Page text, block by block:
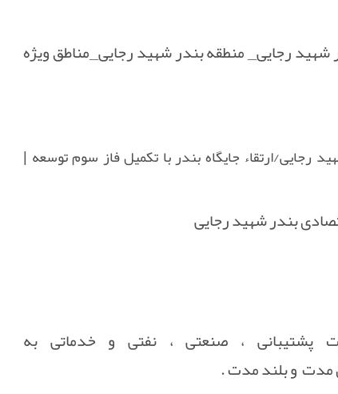
رجایی_ منطقه بندر شهید رجایی_مناطق ویژه
بندر شهید رجایی
پشتیبانی ، صنعتی ، نفتی و خدماتی به